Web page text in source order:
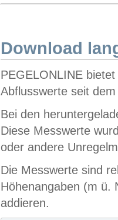
Download
PEGELONLINE
Abflusswerte seit
Bei den
Diese Messwerte
oder andere
Die Messwerte sind
Höhenangaben (m ü.
addieren.